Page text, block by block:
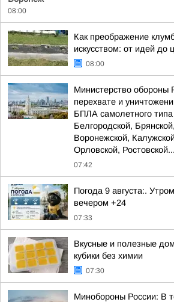
08:00
Как преображение
искусством: от идей до
08:00
Министерство
перехвате и
БПЛА самолетного
Белгородской,
Воронежской,
Орловской, Ростовской...
07:42
Погода 9 августа:.
вечером +24
07:33
Вкусные и полезные
кубики без химии
07:30
Минобороны России: В